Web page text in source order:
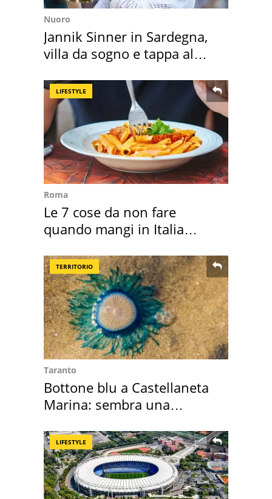
Nuoro
Jannik Sinner in Sardegna,
villa da sogno e tappa al
LIFESTYLE
Roma
Le 7 cose da non fare
quando mangi in Italia
TERRITORIO
Taranto
Bottone blu a Castellaneta
Marina: sembra una
LIFESTYLE